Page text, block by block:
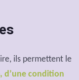
ils permettent le
d’une condition